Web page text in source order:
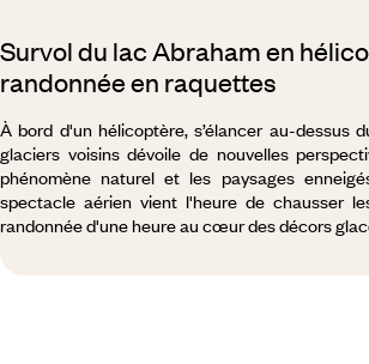
Survol du lac Abraham en
randonnée en raquettes
À bord d'un hélicoptère, s’élancer au-dessus
glaciers voisins dévoile de nouvelles
phénomène naturel et les paysages
spectacle aérien vient l'heure de chausser
randonnée d'une heure au cœur des décors